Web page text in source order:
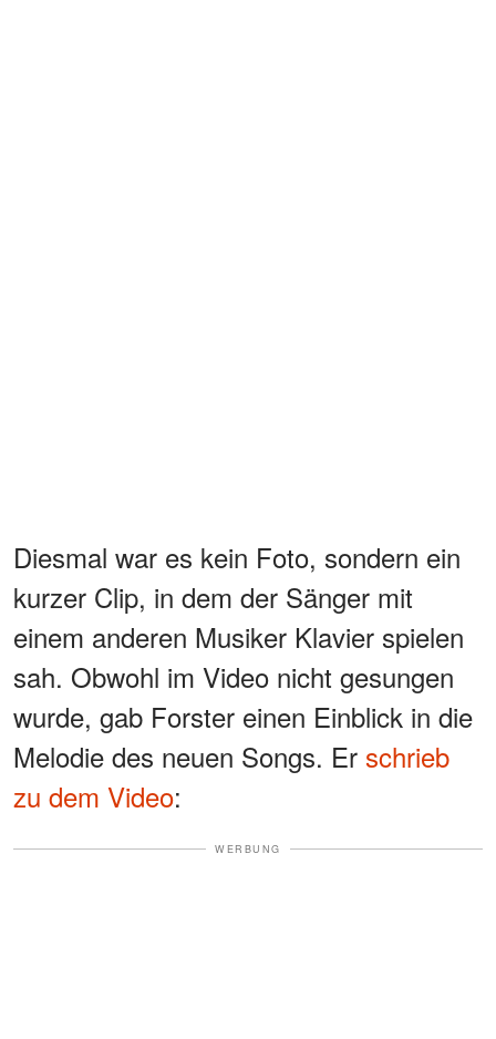
Diesmal war es kein Foto, sondern ein
kurzer Clip, in dem der Sänger mit
einem anderen Musiker Klavier spielen
sah. Obwohl im Video nicht gesungen
wurde, gab Forster einen Einblick in die
Melodie des neuen Songs. Er schrieb
zu dem Video:
WERBUNG